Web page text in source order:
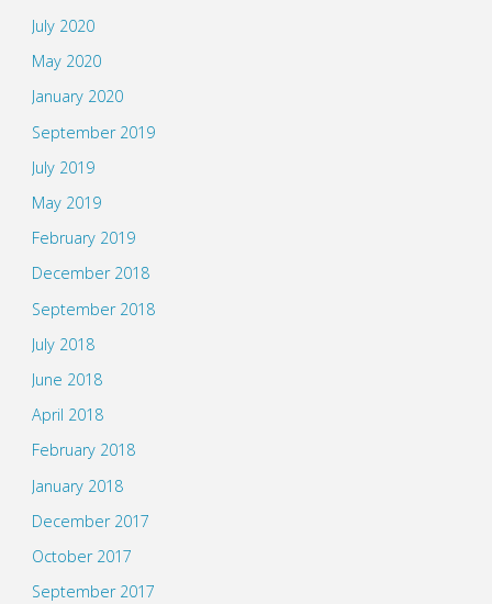
July 2020
May 2020
January 2020
September 2019
July 2019
May 2019
February 2019
December 2018
September 2018
July 2018
June 2018
April 2018
February 2018
January 2018
December 2017
October 2017
September 2017